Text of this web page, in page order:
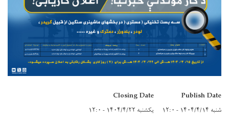
Publish Date
شنبه ۱۴۰۴/۴/۱۴ - ۱۲:۰
Closing Date
یکشنبه ۱۴۰۴/۴/۲۲ - ۱۲:۰